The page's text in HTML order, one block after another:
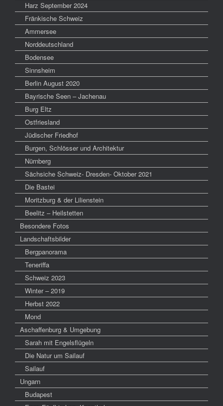
Harz September 2024
Fränkische Schweiz
Ammersee
Norddeutschland
Bodensee
Sinnsheim
Berlin August 2020
Bayrische Seen – Jachenau
Burg Eltz
Ostfriesland
Jüdischer Friedhof
Burgen, Schlösser und Architektur
Nürnberg
Sächsiche Schweiz- Dresden- Oktober 2021
Die Bastei
Moritzburg & der Lilienstein
Beelitz – Heilstetten
Besondere Fotos
Landschaftsbilder
Bergpanorama
Teneriffa
Schweiz 2023
Winter – 2019
Herbst 2022
Mond
Aschaffenburg & Umgebung
Sarah mit Engelsflügeln
Die Natur um Sailauf
Sailauf
Ungarn
Budapest